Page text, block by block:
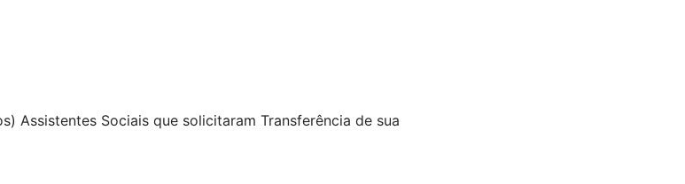
Assistentes Sociais que solicitaram Transferência de sua